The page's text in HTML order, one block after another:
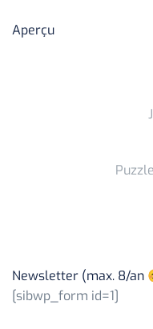
Aperçu
Newsletter (max. 8/an
[sibwp_form id=1]